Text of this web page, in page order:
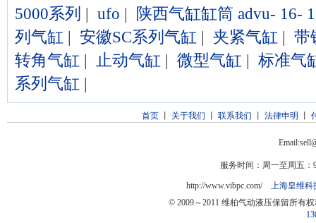
5000系列 | ufo |
陕西气缸缸筒 advu- 16-
列气缸 | 安徽SC系列气缸 | 夹紧气缸 | 带
转角气缸 | 止动气缸 | 微型气缸 | 标准气
系列气缸 |
首页丨 关于我们 联系我们 法律申明
服务时间：周一至周五：
http://www.vibpc.com/ 上海皇维科
© 2009～2011 维柏气动液压保留所有